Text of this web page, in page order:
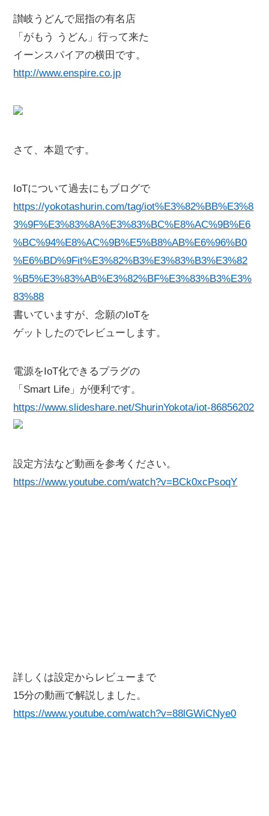
讃岐うどんで屈指の有名店
「がもう うどん」行って来た
イーンスパイアの横田です。
http://www.enspire.co.jp
さて、本題です。
IoTについて過去にもブログで
https://yokotashurin.com/tag/iot%E3%82%BB%E3%8
3%9F%E3%83%8A%E3%83%BC%E8%AC%9B%E6
%BC%94%E8%AC%9B%E5%B8%AB%E6%96%B0
%E6%BD%9Fit%E3%82%B3%E3%83%B3%E3%82
%B5%E3%83%AB%E3%82%BF%E3%83%B3%E3%
83%88
書いていますが、念願のIoTを
ゲットしたのでレビューします。
電源をIoT化できるプラグの
「Smart Life」が便利です。
https://www.slideshare.net/ShurinYokota/iot-86856202
設定方法など動画を参考ください。
https://www.youtube.com/watch?v=BCk0xcPsoqY
詳しくは設定からレビューまで
15分の動画で解説しました。
https://www.youtube.com/watch?v=88lGWiCNye0